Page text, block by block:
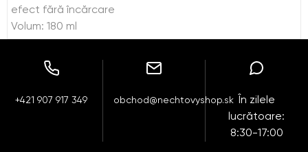
efect fără încărcare
Volum: 180 ml
+421 907 917 349 obchod@nechtovyshop.sk
În zilele
lucrătoare:
8:30-17:00